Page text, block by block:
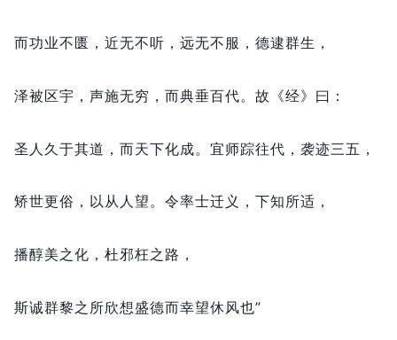
而功业不匮， 近无不听， 远无不服， 德逮群生，
泽被区宇， 声施无穷， 而典垂百代。 故《经》曰：
圣人久于其道， 而天下化成。 宜师踪往代， 袭迹三五，
矫世更俗， 以从人望。 令率士迁义， 下知所适，
播醇美之化， 杜邪枉之路，
斯诚群黎之所欣想盛德而幸望休风也”